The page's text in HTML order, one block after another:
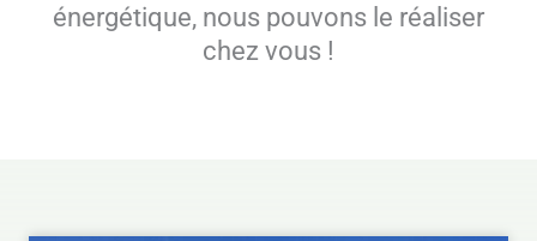
énergétique, nous pouvons le réaliser
chez vous !